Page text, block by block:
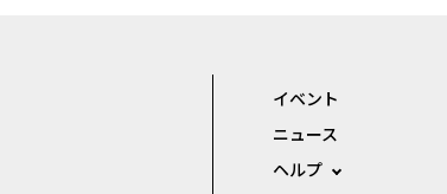
イベント
ニュース
ヘルプ